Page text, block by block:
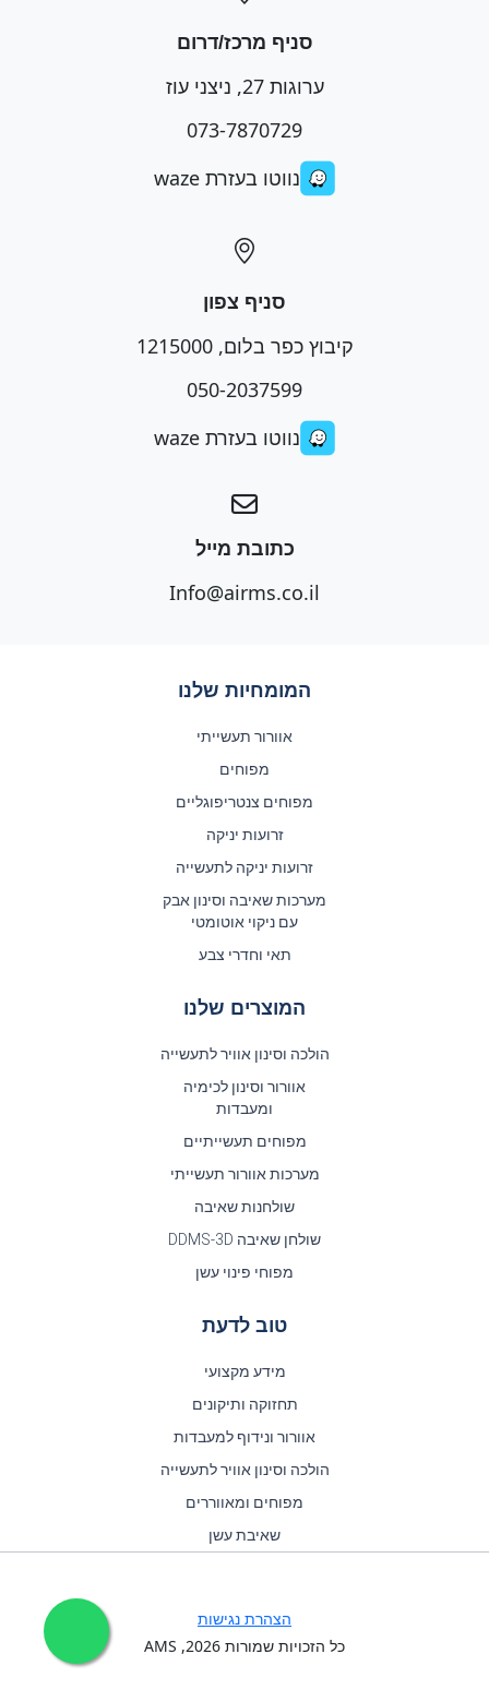
סניף מרכז/דרום
ערוגות 27, ניצני עוז
073-7870729
נווטו בעזרת waze
סניף צפון
קיבוץ כפר בלום, 1215000
050-2037599
נווטו בעזרת waze
כתובת מייל
Info@airms.co.il
המומחיות שלנו
אוורור תעשייתי
מפוחים
מפוחים צנטריפוגליים
זרועות יניקה
זרועות יניקה לתעשייה
מערכות שאיבה וסינון אבק
עם ניקוי אוטומטי
תאי וחדרי צבע
המוצרים שלנו
הולכה וסינון אוויר לתעשייה
אוורור וסינון לכימיה
ומעבדות
מפוחים תעשייתיים
מערכות אוורור תעשייתי
שולחנות שאיבה
שולחן שאיבה DDMS-3D
מפוחי פינוי עשן
טוב לדעת
מידע מקצועי
תחזוקה ותיקונים
אוורור ונידוף למעבדות
הולכה וסינון אוויר לתעשייה
מפוחים ומאווררים
שאיבת עשן
כל הזכויות שמורות 2026
, AMS
הצהרת נגישות